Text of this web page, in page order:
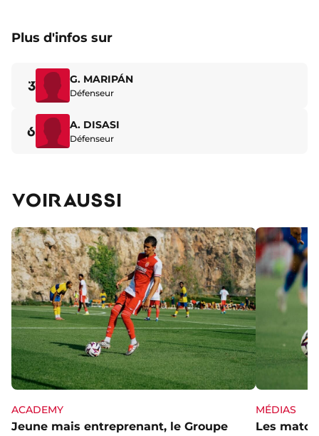
Plus d'infos sur
3 G. MARIPÁN
Défenseur
6 A. DISASI
Défenseur
VOIR AUSSI
ACADEMY
Jeune mais entreprenant, le Groupe
MÉDIAS
Les